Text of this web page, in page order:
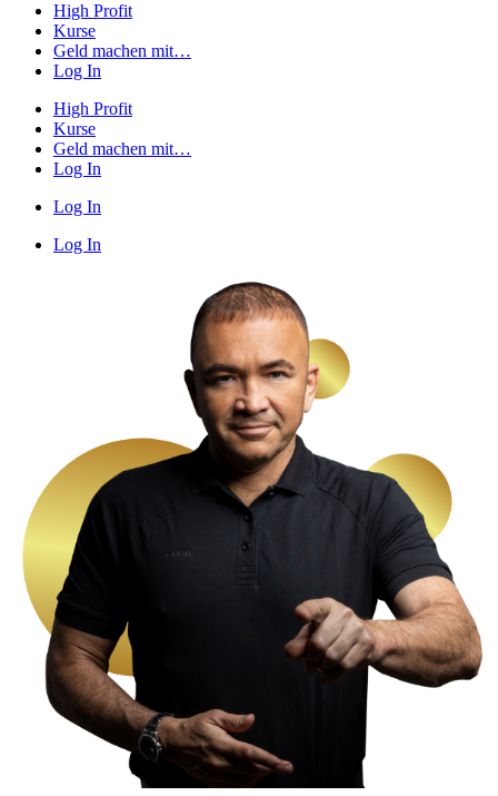
High Profit
Kurse
Geld machen mit…
Log In
High Profit
Kurse
Geld machen mit…
Log In
Log In
Log In